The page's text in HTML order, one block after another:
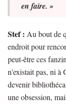
en faire. »
Stef : Au bout de
endroit pour
peut-être ces
n'existait pas, ni à
devenir
une obsession,